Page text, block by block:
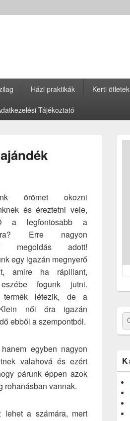
Házi praktikák Kerti ötletek
Tájékoztató
örömet okozni
és éreztetni vele,
a legfontosabb a
Erre nagyon
megoldás adott!
egy igazán megnyerő
amire ha rápillant,
fogunk jutni.
termék létezik, de a
női óra igazán
ebből a szempontból.
egyben nagyon
valahová és ezért
párunk éppen azok
rohanásban vannak.
a számára, mert